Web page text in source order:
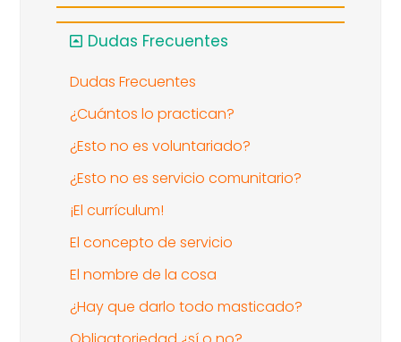
Dudas Frecuentes
Dudas Frecuentes
¿Cuántos lo practican?
¿Esto no es voluntariado?
¿Esto no es servicio comunitario?
¡El currículum!
El concepto de servicio
El nombre de la cosa
¿Hay que darlo todo masticado?